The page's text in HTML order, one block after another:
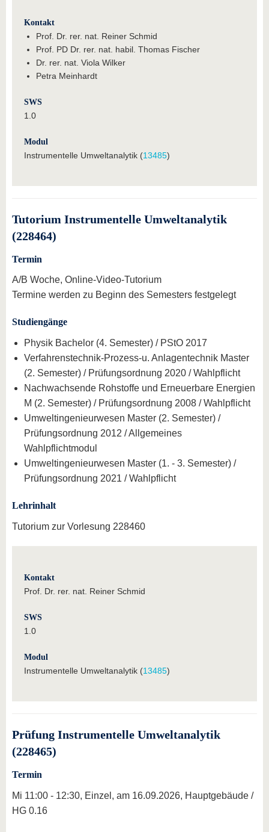
Kontakt
Prof. Dr. rer. nat. Reiner Schmid
Prof. PD Dr. rer. nat. habil. Thomas Fischer
Dr. rer. nat. Viola Wilker
Petra Meinhardt
SWS
1.0
Modul
Instrumentelle Umweltanalytik (13485)
Tutorium Instrumentelle Umweltanalytik
(228464)
Termin
A/B Woche, Online-Video-Tutorium
Termine werden zu Beginn des Semesters festgelegt
Studiengänge
Physik Bachelor (4. Semester) / PStO 2017
Verfahrenstechnik-Prozess-u. Anlagentechnik Master
(2. Semester) / Prüfungsordnung 2020 / Wahlpflicht
Nachwachsende Rohstoffe und Erneuerbare Energien
M (2. Semester) / Prüfungsordnung 2008 / Wahlpflicht
Umweltingenieurwesen Master (2. Semester) /
Prüfungsordnung 2012 / Allgemeines
Wahlpflichtmodul
Umweltingenieurwesen Master (1. - 3. Semester) /
Prüfungsordnung 2021 / Wahlpflicht
Lehrinhalt
Tutorium zur Vorlesung 228460
Kontakt
Prof. Dr. rer. nat. Reiner Schmid
SWS
1.0
Modul
Instrumentelle Umweltanalytik (13485)
Prüfung Instrumentelle Umweltanalytik
(228465)
Termin
Mi 11:00 - 12:30, Einzel, am 16.09.2026, Hauptgebäude /
HG 0.16